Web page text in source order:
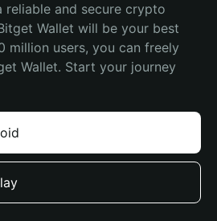
and secure crypto
Wallet will be your best
million users, you can freely
Wallet. Start your journey